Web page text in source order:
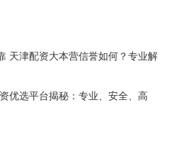
天津配资大本营信誉如何？专业解
优选平台揭秘：专业、安全、高